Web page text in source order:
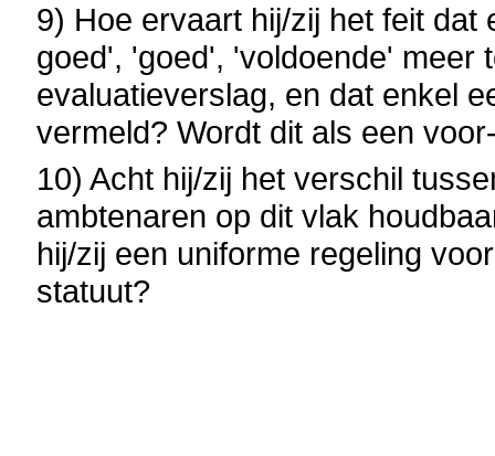
9) Hoe ervaart hij/zij het feit
goed', 'goed', 'voldoende' meer
evaluatieverslag, en dat enkel
vermeld? Wordt dit als een
10) Acht hij/zij het verschil
ambtenaren op dit vlak
hij/zij een uniforme regeling
statuut?